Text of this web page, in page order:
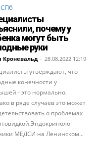
почему у
могут быть
руки
Кроневальд - 28.08.2022 12:19
утверждают, что
конечности у
- это нормально.
в ряде случаев это может
о проблемах
МЕДСИ на Ленинском...